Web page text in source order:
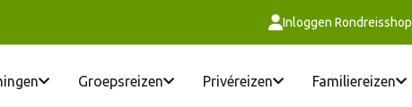
Inloggen Rondreisshop
Groepsreizen Privéreizen Familiereizen